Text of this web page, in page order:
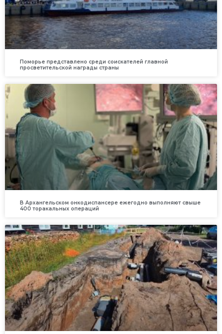
Поморье представлено среди соискателей главной
просветительской награды страны
В Архангельском онкодиспансере ежегодно выполняют свыше
400 торакальных операций